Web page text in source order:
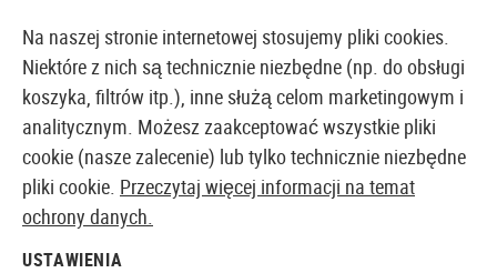
EUROPEJSKI AIRSOFT SKLEP I HURTOWNIA
Strona główna
Na naszej stronie internetowej stosujemy pliki cookies.
Niektóre z nich są technicznie niezbędne (np. do obsługi
koszyka, filtrów itp.), inne służą celom marketingowym i
analitycznym. Możesz zaakceptować wszystkie pliki
cookie (nasze zalecenie) lub tylko technicznie niezbędne
pliki cookie. Przeczytaj więcej informacji na temat
ochrony danych.
USTAWIENIA